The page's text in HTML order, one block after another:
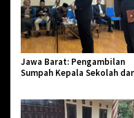
Jawa Barat: Pengambilan
Sumpah Kepala Sekolah
Pendidikan dan Birokrasi